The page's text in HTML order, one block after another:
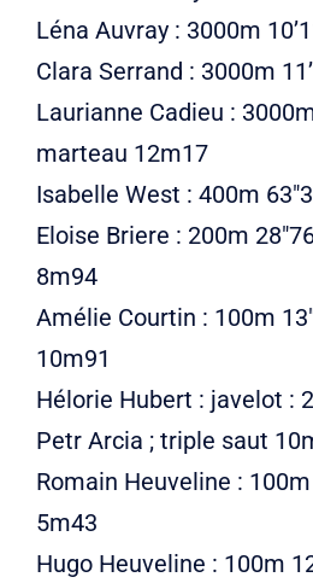
Léna Auvray : 3000m
Clara Serrand : 3000m
Laurianne Cadieu :
marteau 12m17
Isabelle West : 400m
Eloise Briere : 200m
8m94
Amélie Courtin : 100m
10m91
Hélorie Hubert : javelot :
Petr Arcia ; triple saut
Romain Heuveline :
5m43
Hugo Heuveline : 100m